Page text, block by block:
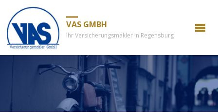
VAS GMBH
Ihr Versicherungsmakler in Regensburg